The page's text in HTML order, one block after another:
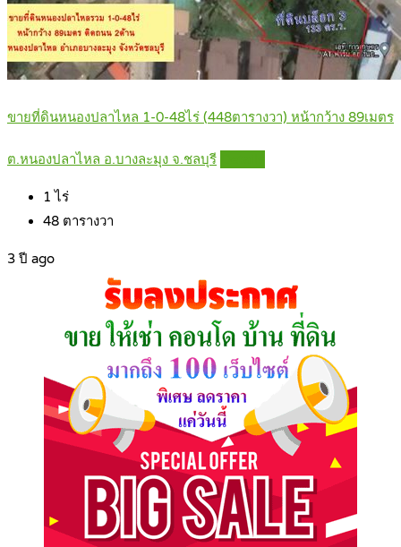
ขายที่ดินหนองปลาไหล 1-0-48ไร่ (448ตารางวา) หน้ากว้าง 89เมตร
ต.หนองปลาไหล อ.บางละมุง จ.ชลบุรี
1 ไร่
48 ตารางวา
3 ปี ago